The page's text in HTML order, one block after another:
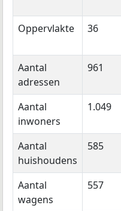
Oppervlakte
36
Aantal
adressen
961
Aantal
inwoners
1.049
Aantal
huishoudens
585
Aantal
wagens
557